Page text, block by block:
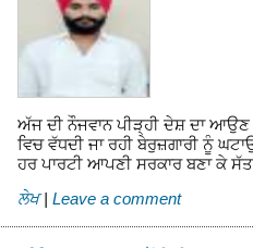
ਅੱਜ ਦੀ ਨੌਜਵਾਨ ਪੀੜ੍ਹੀ ਦੇਸ਼ ਦਾ ਆਉਣ
ਵਿਚ ਵੱਧਦੀ ਜਾ ਰਹੀ ਬੇਰੁਜ਼ਗਾਰੀ ਨੂੰ
ਹਰ ਪਾਰਟੀ ਆਪਣੀ ਸਰਕਾਰ ਬਣਾ ਕੇ
ਲੇਖ | Leave a comment